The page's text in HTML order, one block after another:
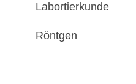
Labortierkunde
Röntgen